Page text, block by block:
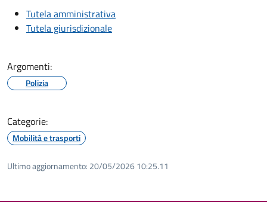
Tutela amministrativa
Tutela giurisdizionale
Argomenti:
Polizia
Categorie:
Mobilità e trasporti
Ultimo aggiornamento: 20/05/2026 10:25.11